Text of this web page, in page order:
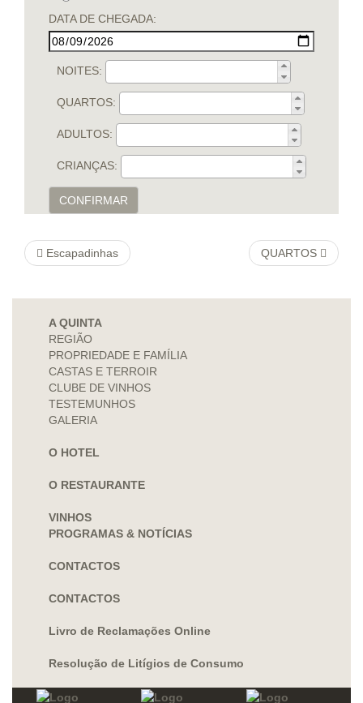
DATA DE CHEGADA:
NOITES:
QUARTOS:
ADULTOS:
CRIANÇAS:
CONFIRMAR
Escapadinhas QUARTOS
A QUINTA
REGIÃO
PROPRIEDADE E FAMÍLIA
CASTAS E TERROIR
CLUBE DE VINHOS
TESTEMUNHOS
GALERIA
O HOTEL
O RESTAURANTE
VINHOS
PROGRAMAS & NOTÍCIAS
CONTACTOS
CONTACTOS
Livro de Reclamações Online
Resolução de Litígios de Consumo